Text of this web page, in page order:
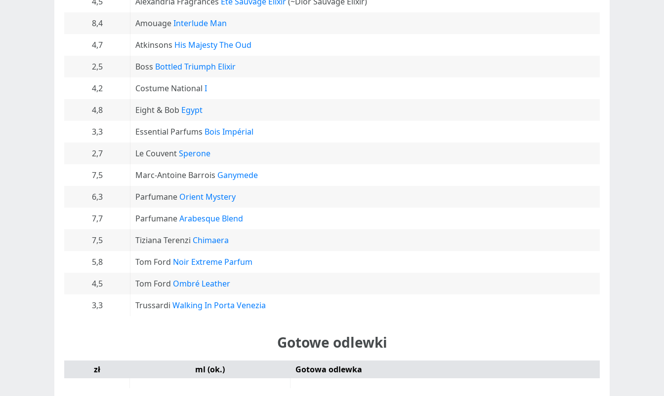
8,4
AmouageInterlude Man
4,7
Atkinsons His Majesty The Oud
2,5
Boss Bottled Triumph Elixir
4,2
Costume National I
4,8
Eight & Bob Egypt
3,3
Essential Parfums Bois Impérial
2,7
Le CouventSperone
7,5
Marc-Antoine Barrois Ganymede
6,3
Parfumane Orient Mystery
7,7
ParfumaneArabesque Blend
7,5
Tiziana Terenzi Chimaera
5,8
Tom Ford Noir Extreme Parfum
4,5
Tom Ford Ombré Leather
3,3
Trussardi Walking In Porta Venezia
Gotowe odlewki
zł ml (ok.) Gotowa odlewka